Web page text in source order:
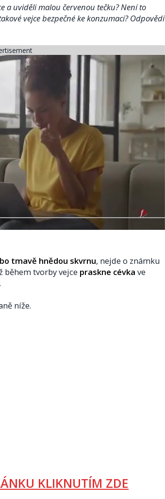
a uviděli malou červenou tečku? Není to
vejce bezpečné ke konzumaci? Odpovědi
tmavě hnědou skvrnu, nejde o známku
během tvorby vejce praskne cévka ve
níže.
KLIKNUTÍM ZDE